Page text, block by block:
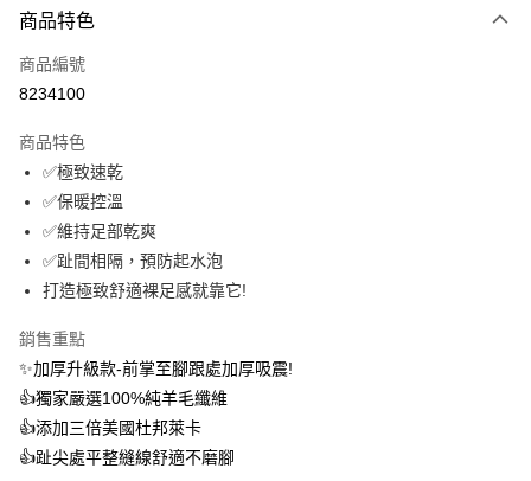
台灣樂天信用卡公司
玉山商業銀行
台灣樂天信用卡公司
元大商業銀行
台新國際商業銀行
台灣樂天信用卡公司
華泰商業銀行
遠東國際商業銀行
永豐商業銀行
星展（台灣）商業銀行
悠遊付
大哥付你分期
相關說明
1.本服務由台灣大哥大提供，台灣大哥大用戶可立即使用無須另外申請。
2.付款方式選擇「大哥付你分期」，訂單成立後會自動跳轉到大哥付的交易
成交易。
3.實際核准額度、可分期數及費用金額請依後續交易確認頁面所載為準。
4.訂單成立30分鐘內，如未前往確認交易或遇審核未通過，訂單將自動取
消。如遇「轉專審核」未通過狀況，表示未達大哥付你分期系統評分，恕無
法說明評估內容。
1.分期款項不併入電信帳單，「大哥付你分期」於每月結算日後寄送繳費提
醒簡訊。
2.透過簡訊連結打開帳單後，可選擇「超商條碼／台灣大直營門市／銀行轉
帳／街口支付／iPASS MONEY」等通路繳費。
1.本服務係由「台灣大哥大股份有限公司」（以下簡稱本公司）所提供，讓
AFTEE先享後付
相關說明
【關於「AFTEE先享後付」】
便利好安心！
１．簡單：不需註冊會員、不需綁卡、不需儲值。
２．便利：只要手機號碼，簡訊認證，即可結帳。
３．安心：先確認商品／服務後，再付款。
【「AFTEE先享後付」結帳流程】
１．於結帳方式選擇「AFTEE先享後付」後，將跳轉至「AFTEE先享後付」
結帳頁面，進行簡訊認證並確認金額後，即可完成結帳。
２．訂單成立數日內，您將收到繳費通知簡訊。
３．收到繳費通知簡訊後14天內，點擊此簡訊中的連結，可透過四大超商／
ATM／網路銀行／等多元方式進行付款，方視為交易完成。
ATM付款
運送方式
每筆NT$100，滿NT$1,000(含以上)免運費
付款後全家取貨
每筆NT$100，滿NT$1,000(含以上)免運費
7-11取貨付款
商品特色
商品編號
8234100
商品特色
✅極致速乾
✅保暖控溫
✅維持足部乾爽
✅趾間相隔，預防起水泡
打造極致舒適裸足感就靠它!
銷售重點
✨加厚升級款-前掌至腳跟處加厚吸震!
👍️獨家嚴選100%純羊毛纖維
👍️添加三倍美國杜邦萊卡
👍️趾尖處平整縫線舒適不磨腳